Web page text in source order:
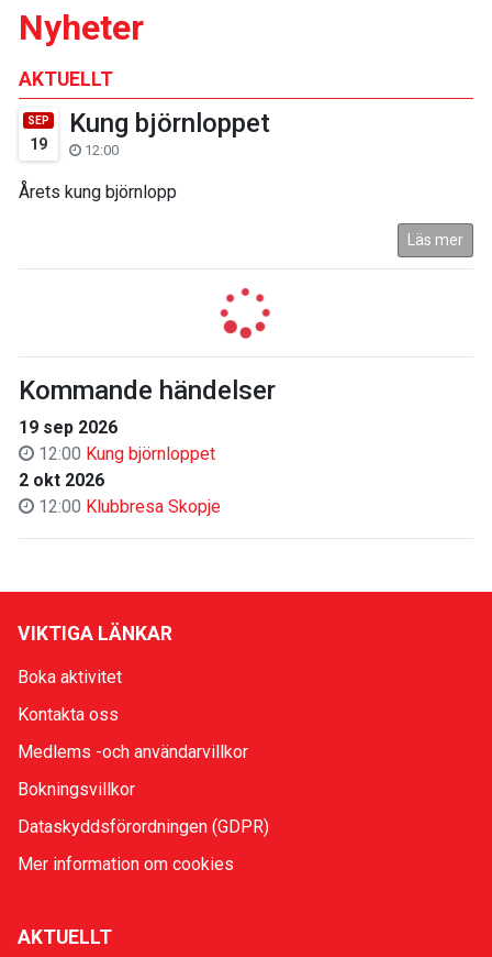
AKTUELLT
SEP
19
Kung björnloppet
12:00
Årets kung björnlopp
Läs mer
Kommande händelser
19 sep 2026
12:00 Kung björnloppet
2 okt 2026
12:00 Klubbresa Skopje
Nyheter
VIKTIGA LÄNKAR
Boka aktivitet
Kontakta oss
Medlems -och användarvillkor
Bokningsvillkor
Dataskyddsförordningen (GDPR)
Mer information om cookies
AKTUELLT